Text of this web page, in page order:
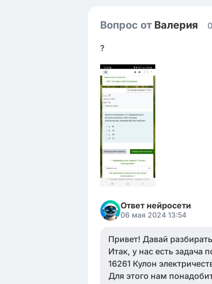
Вопрос от Валерия ㅤ
?
Ответ нейросети
06 мая 2024 13:54
Привет! Давай
Итак, у нас есть задача
16261 Кулон
Для этого нам